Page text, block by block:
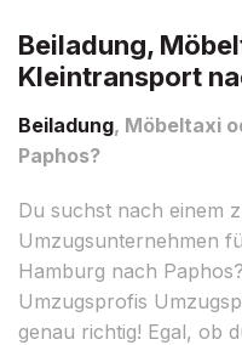
Beiladung,
Kleintransport
Beiladung, Möbeltaxi
Paphos?
Du suchst nach einem
Umzugsunternehmen
Hamburg nach
Umzugsprofis
genau richtig! Egal, ob